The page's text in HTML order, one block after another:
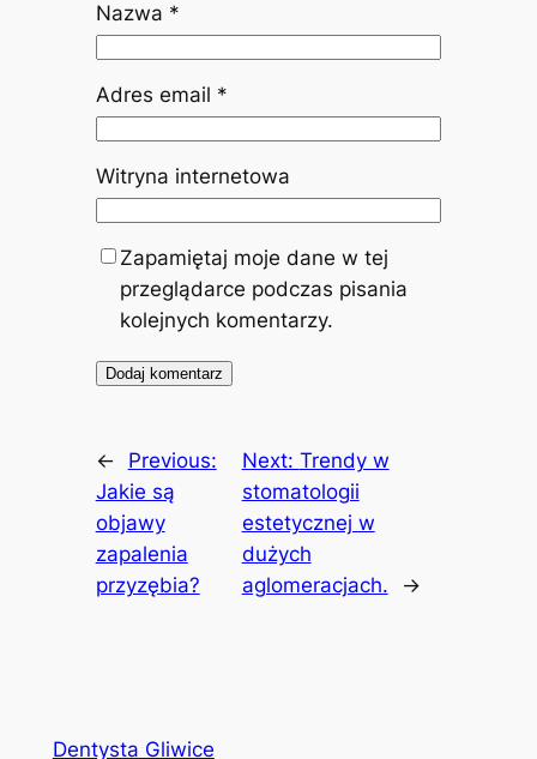
Nazwa *
Adres email *
Witryna internetowa
Zapamiętaj moje dane w tej
przeglądarce podczas pisania
kolejnych komentarzy.
←
Previous:
Jakie są
objawy
zapalenia
przyzębia?
Next: Trendy w
stomatologii
estetycznej w
dużych
aglomeracjach.
→
Dentysta Gliwice